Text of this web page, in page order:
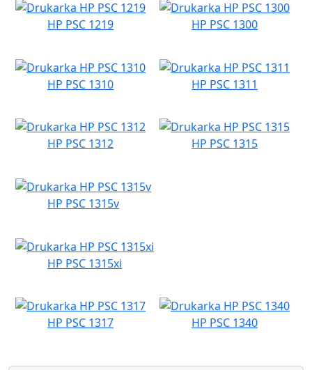
HP PSC 1219 HP PSC 1300
HP PSC 1310 HP PSC 1311
HP PSC 1312 HP PSC 1315
HP PSC 1315v
HP PSC 1315xi
HP PSC 1317 HP PSC 1340